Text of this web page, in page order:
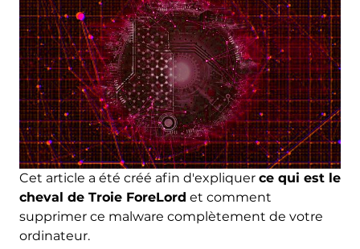
Cet article a été créé afin d'expliquer ce qui est le
cheval de Troie ForeLord et comment
supprimer ce malware complètement de votre
ordinateur.